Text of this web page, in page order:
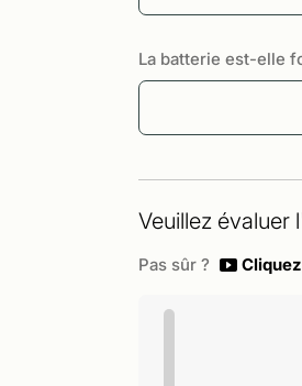
La batterie est-elle
Veuillez évaluer
Pas sûr ?